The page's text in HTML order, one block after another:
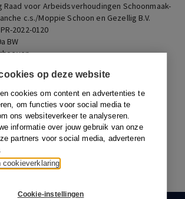
op deze website
cookies om content en advertenties te
om functies voor social media te
ons websiteverkeer te analyseren.
informatie over jouw gebruik van onze
partners voor social media, adverteren
cookieverklaring
Cookie-instellingen
Raad voor Arbeidsverhoudingen Schoonmaak-
c.s./Moppie Schoon en Gezellig B.V.
PR-2022-0120
BW
CAO, Schoonmaak